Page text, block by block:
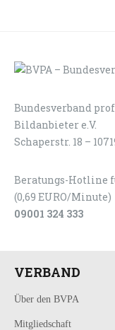
Bundesverband
Bildanbieter e.V.
Schaperstr. 18 –
Beratungs-Hotline
(0,69 EURO/Minute)
09001 324 333
VERBAND
Über den BVPA
Mitgliedschaft